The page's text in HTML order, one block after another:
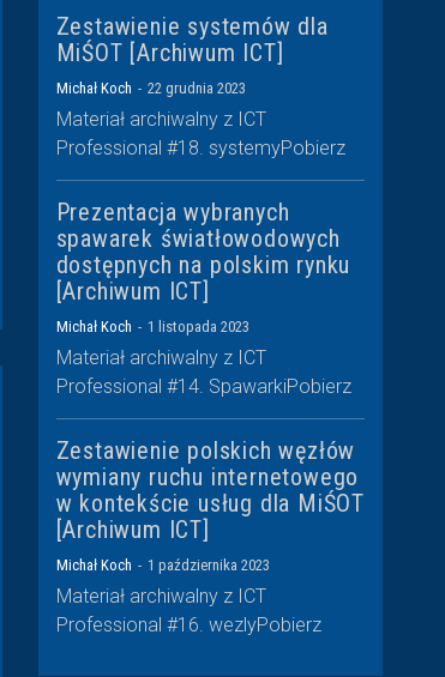
Zestawienie systemów dla
MiŚOT [Archiwum ICT]
Michał Koch - 22 grudnia 2023
Materiał archiwalny z ICT
Professional #18. systemyPobierz
Prezentacja wybranych
spawarek światłowodowych
dostępnych na polskim rynku
[Archiwum ICT]
Michał Koch - 1 listopada 2023
Materiał archiwalny z ICT
Professional #14. SpawarkiPobierz
Zestawienie polskich węzłów
wymiany ruchu internetowego
w kontekście usług dla MiŚOT
[Archiwum ICT]
Michał Koch - 1 października 2023
Materiał archiwalny z ICT
Professional #16. wezlyPobierz